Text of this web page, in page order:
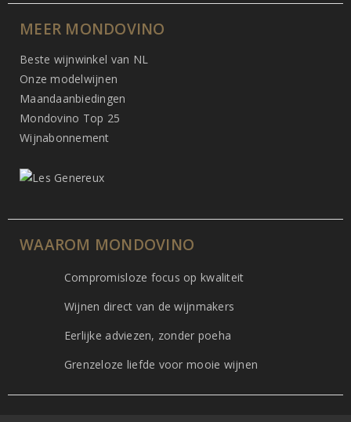
MEER MONDOVINO
Beste wijnwinkel van NL
Onze modelwijnen
Maandaanbiedingen
Mondovino Top 25
Wijnabonnement
WAAROM MONDOVINO
Compromisloze focus op kwaliteit
Wijnen direct van de wijnmakers
Eerlijke adviezen, zonder poeha
Grenzeloze liefde voor mooie wijnen